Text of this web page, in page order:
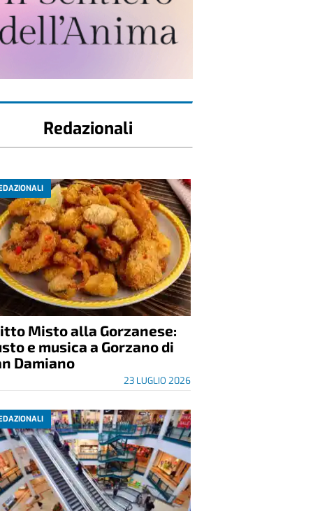
Redazionali
Misto alla Gorzanese:
e musica a Gorzano di
Damiano
23 LUGLIO 2026